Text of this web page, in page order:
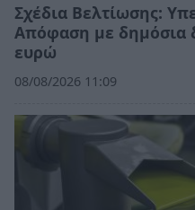
Σχέδια Βελτίωσης:
Απόφαση με δημόσια
ευρώ
08/08/2026 11:09